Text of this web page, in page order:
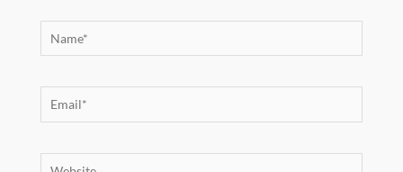
Name*
Email*
Website